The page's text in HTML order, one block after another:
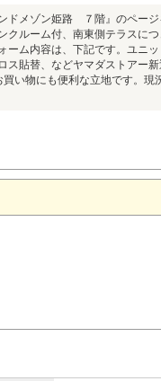
ドメゾン姫路 ７階』のペー
クルーム付、南東側テラスに
ーム内容は、下記です。ユニ
ス貼替、などヤマダストアー
い物にも便利な立地です。